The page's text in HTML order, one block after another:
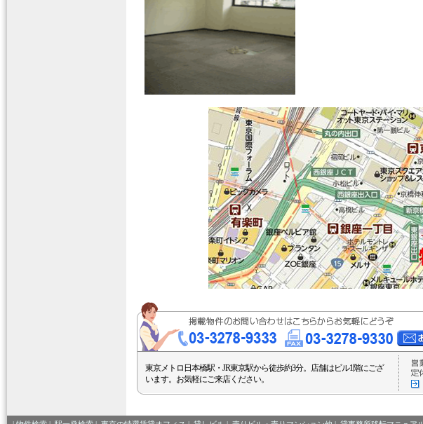
東京メトロ日本橋駅・JR東京駅から徒歩約3分。店舗はビル1階にござ
います。お気軽にご来店ください。